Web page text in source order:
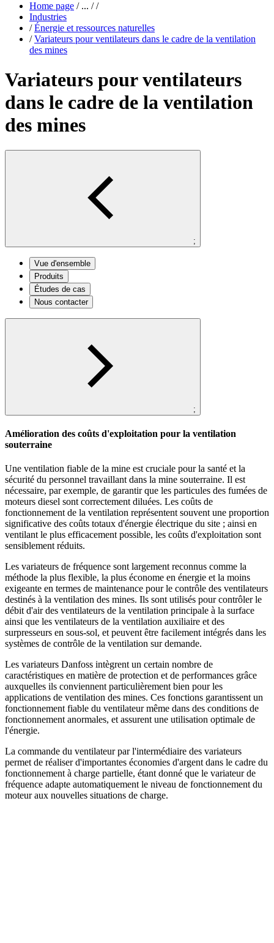
Home page /... / /
Industries
/ Énergie et ressources naturelles
/ Variateurs pour ventilateurs dans le cadre de la ventilation
des mines
Variateurs pour ventilateurs
dans le cadre de la ventilation
des mines
;
Vue d'ensemble
Produits
Études de cas
Nous contacter
;
Amélioration des coûts d'exploitation pour la ventilation
souterraine
Une ventilation fiable de la mine est cruciale pour la santé et la
sécurité du personnel travaillant dans la mine souterraine. Il est
nécessaire, par exemple, de garantir que les particules des fumées de
moteurs diesel sont correctement diluées. Les coûts de
fonctionnement de la ventilation représentent souvent une proportion
significative des coûts totaux d'énergie électrique du site ; ainsi en
ventilant le plus efficacement possible, les coûts d'exploitation sont
sensiblement réduits.
Les variateurs de fréquence sont largement reconnus comme la
méthode la plus flexible, la plus économe en énergie et la moins
exigeante en termes de maintenance pour le contrôle des ventilateurs
destinés à la ventilation des mines. Ils sont utilisés pour contrôler le
débit d'air des ventilateurs de la ventilation principale à la surface
ainsi que les ventilateurs de la ventilation auxiliaire et des
surpresseurs en sous-sol, et peuvent être facilement intégrés dans les
systèmes de contrôle de la ventilation sur demande.
Les variateurs Danfoss intègrent un certain nombre de
caractéristiques en matière de protection et de performances grâce
auxquelles ils conviennent particulièrement bien pour les
applications de ventilation des mines. Ces fonctions garantissent un
fonctionnement fiable du ventilateur même dans des conditions de
fonctionnement anormales, et assurent une utilisation optimale de
l'énergie.
La commande du ventilateur par l'intermédiaire des variateurs
permet de réaliser d'importantes économies d'argent dans le cadre du
fonctionnement à charge partielle, étant donné que le variateur de
fréquence adapte automatiquement le niveau de fonctionnement du
moteur aux nouvelles situations de charge.